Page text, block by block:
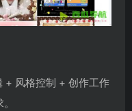
+ 风格控制 + 创作工作